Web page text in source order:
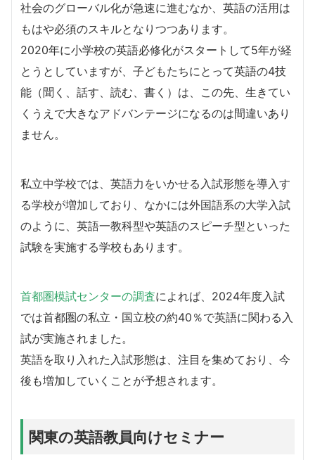
社会のグローバル化が急速に進むなか、英語の活用は
もはや必須のスキルとなりつつあります。
2020年に小学校の英語必修化がスタートして5年が経
とうとしていますが、子どもたちにとって英語の4技
能（聞く、話す、読む、書く）は、この先、生きてい
くうえで大きなアドバンテージになるのは間違いあり
ません。
私立中学校では、英語力をいかせる入試形態を導入す
る学校が増加しており、なかには外国語系の大学入試
のように、英語一教科型や英語のスピーチ型といった
試験を実施する学校もあります。
首都圏模試センターの調査によれば、2024年度入試
では首都圏の私立・国立校の約40％で英語に関わる入
試が実施されました。
英語を取り入れた入試形態は、注目を集めており、今
後も増加していくことが予想されます。
関東の英語教員向けセミナー